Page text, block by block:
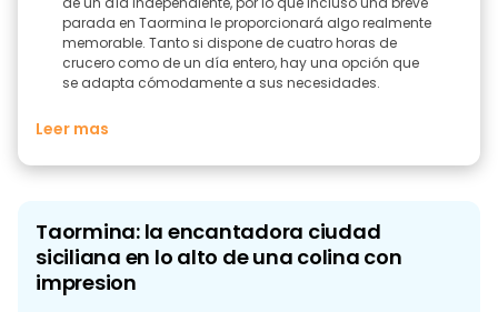
parada en Taormina le proporcionará algo realmente
memorable. Tanto si dispone de cuatro horas de
crucero como de un día entero, hay una opción que
se adapta cómodamente a sus necesidades.
Leer mas
Taormina: la encantadora ciudad
siciliana en lo alto de una colina con
impresion